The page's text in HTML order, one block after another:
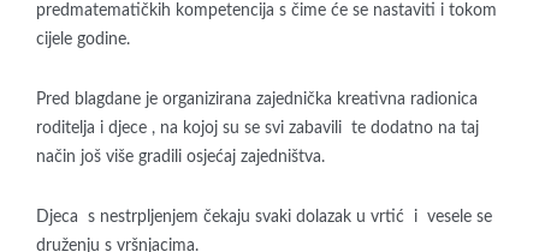
predmatematičkih kompetencija s čime će se nastaviti i tokom
cijele godine.
Pred blagdane je organizirana zajednička kreativna radionica
roditelja i djece , na kojoj su se svi zabavili te dodatno na taj
način još više gradili osjećaj zajedništva.
Djeca s nestrpljenjem čekaju svaki dolazak u vrtić i vesele se
druženju s vršnjacima.